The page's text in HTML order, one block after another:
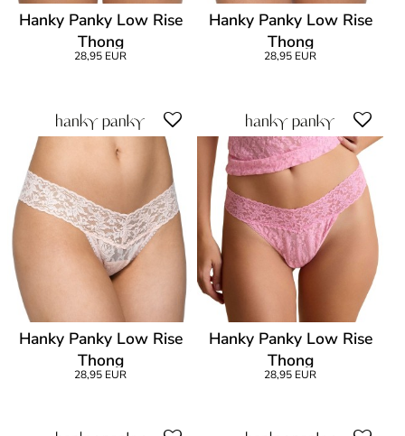
Hanky Panky Low Rise
Thong
28,95 EUR
Hanky Panky Low Rise
Thong
28,95 EUR
Hanky Panky Low Rise
Thong
28,95 EUR
Hanky Panky Low Rise
Thong
28,95 EUR